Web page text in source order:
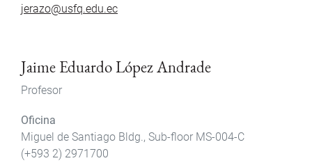
jerazo@usfq.edu.ec
Jaime Eduardo López Andrade
Profesor
Oficina
Miguel de Santiago Bldg., Sub-floor MS-004-C
(+593 2) 2971700